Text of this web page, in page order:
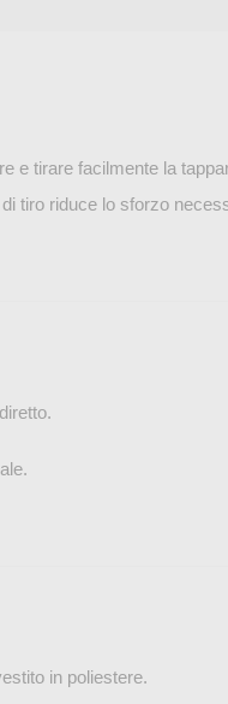
e tirare facilmente la
tiro riduce lo sforzo
in poliestere.